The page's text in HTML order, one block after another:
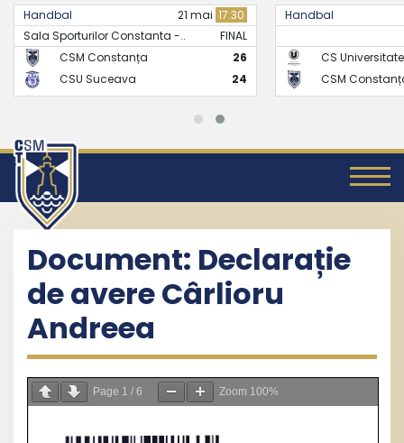
Handbal 21 mai 17:30
Sala Sporturilor Constanta -..
FINAL
CSM Constanța
26
CSU Suceava
24
Handbal
CS
CSM
Document: Declarație
de avere Cârlioru
Andreea
Page 1 / 6 Zoom 100%